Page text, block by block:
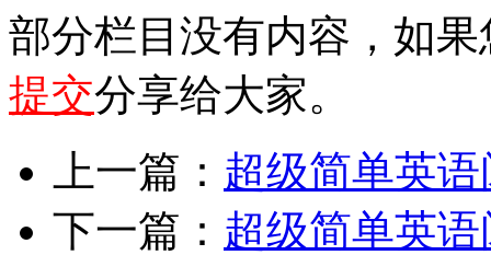
部分栏目没有内容，如
提交分享给大家。
上一篇： 超级简单英语
下一篇： 超级简单英语